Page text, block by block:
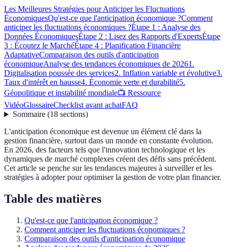
Les Meilleures Stratégies pour Anticiper les Fluctuations
ÉconomiquesQu'est-ce que l'anticipation économique ?Comment
anticiper les fluctuations économiques ?Étape 1 : Analyse des
Données ÉconomiquesÉtape 2 : Lisez des Rapports d'ExpertsÉtape
3 : Écoutez le MarchéÉtape 4 : Planification Financière
AdaptativeComparaison des outils d'anticipation
économiqueAnalyse des tendances économiques de 20261.
Digitalisation poussée des services2. Inflation variable et évolutive3.
Taux d'intérêt en hausse4. Économie verte et durabilité5.
Géopolitique et instabilité mondiale📺 Ressource
VidéoGlossaireChecklist avant achatFAQ
Sommaire(18 sections)
L'anticipation économique est devenue un élément clé dans la
gestion financière, surtout dans un monde en constante évolution.
En 2026, des facteurs tels que l'innovation technologique et les
dynamiques de marché complexes créent des défis sans précédent.
Cet article se penche sur les tendances majeures à surveiller et les
stratégies à adopter pour optimiser la gestion de votre plan financier.
Table des matières
Qu'est-ce que l'anticipation économique ?
Comment anticiper les fluctuations économiques ?
Comparaison des outils d'anticipation économique